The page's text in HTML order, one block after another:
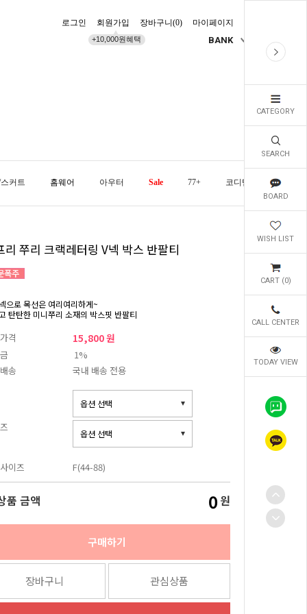
CATEGORY
SEARCH
BOARD
WISH LIST
CART (0)
CALL CENTER
TODAY VIEW
로그인 회원가입
+10,000원혜택
장바구니(0) 마이페이지
BANK
커트 홈웨어 아우터 Sale 77+ 코디템 오늘발송
리 쭈리 크랙레터링 V넥 박스 반팔티
으로 목선은 여리여리하게~
탄탄한 미니쭈리 소재의 박스핏 반팔티
격 15,800 원
1%
송
국내 배송 전용
이즈 F(44-88)
품 금액 0 원
구매하기
장바구니 관심상품